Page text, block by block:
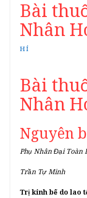
Bài
Nhân
HÍ
Bài
Nhân
Nguyên
Phụ Nhân Đại Toàn
Trần Tự Minh
Trị kinh bế do lao